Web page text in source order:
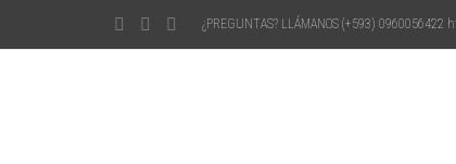
¿PREGUNTAS? LLÁMANOS (+593) 0960056422